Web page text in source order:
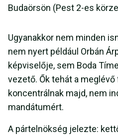
Budaörsön (Pest 2-es
Ugyanakkor nem minden
nem nyert például Orbán
képviselője, sem Boda
vezető. Ők tehát a meglévő
koncentrálnak majd, nem
mandátumért.
A pártelnökség jelezte: